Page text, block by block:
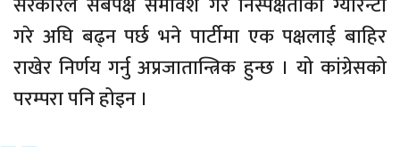
गरे अघि बढ्न पर्छ भने पार्टीमा एक पक्षलाई बाहिर
राखेर निर्णय गर्नु अप्रजातान्त्रिक हुन्छ । यो कांग्रेसको
परम्परा पनि होइन ।